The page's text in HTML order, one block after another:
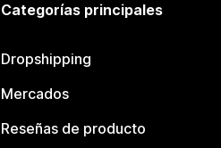
Categorías principales
Dropshipping
Mercados
Reseñas de producto